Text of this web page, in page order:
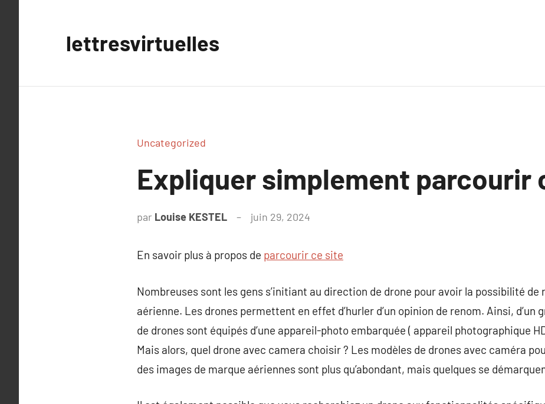
lettresvirtuelles
Uncategorized
Expliquer simplement parcourir
par Louise KESTEL juin 29, 2024
En savoir plus à propos de parcourir ce site
Nombreuses sont les gens s’initiant au direction de drone pour avoir la possibilité de
aérienne. Les drones permettent en effet d’hurler d’un opinion de renom. Ainsi, d’un
de drones sont équipés d’une appareil-photo embarquée ( appareil photographique
Mais alors, quel drone avec camera choisir ? Les modèles de drones avec caméra
des images de marque aériennes sont plus qu’abondant, mais quelques se